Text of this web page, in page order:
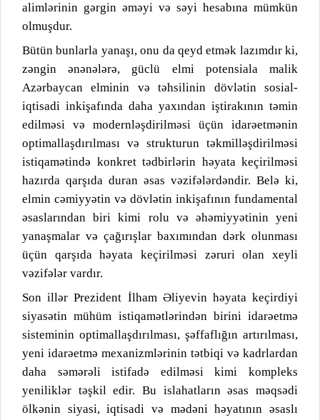
alimlərinin gərgin əməyi və səyi hesabına mümkün
olmuşdur.
Bütün bunlarla yanaşı, onu da qeyd etmək lazımdır ki,
zəngin ənənələrə, güclü elmi potensiala malik
Azərbaycan elminin və təhsilinin dövlətin sosial-
iqtisadi inkişafında daha yaxından iştirakının təmin
edilməsi və modernləşdirilməsi üçün idarəetmənin
optimallaşdırılması və strukturun təkmilləşdirilməsi
istiqamətində konkret tədbirlərin həyata keçirilməsi
hazırda qarşıda duran əsas vəzifələrdəndir. Belə ki,
elmin cəmiyyətin və dövlətin inkişafının fundamental
əsaslarından biri kimi rolu və əhəmiyyətinin yeni
yanaşmalar və çağırışlar baxımından dərk olunması
üçün qarşıda həyata keçirilməsi zəruri olan xeyli
vəzifələr vardır.
Son illər Prezident İlham Əliyevin həyata keçirdiyi
siyasətin mühüm istiqamətlərindən birini idarəetmə
sisteminin optimallaşdırılması, şəffaflığın artırılması,
yeni idarəetmə mexanizmlərinin tətbiqi və kadrlardan
daha səmərəli istifadə edilməsi kimi kompleks
yeniliklər təşkil edir. Bu islahatların əsas məqsədi
ölkənin siyasi, iqtisadi və mədəni həyatının əsaslı